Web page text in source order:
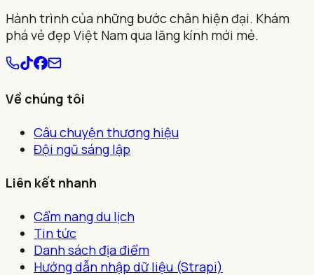
Hành trình của những bước chân hiện đại. Khám
phá vẻ đẹp Việt Nam qua lăng kính mới mẻ.
Về chúng tôi
Câu chuyện thương hiệu
Đội ngũ sáng lập
Liên kết nhanh
Cẩm nang du lịch
Tin tức
Danh sách địa điểm
Hướng dẫn nhập dữ liệu (Strapi)